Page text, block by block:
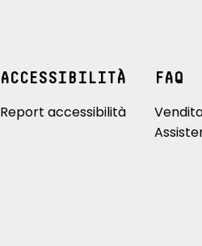
ACCESSIBILITÀ
Report accessibilità
FAQ